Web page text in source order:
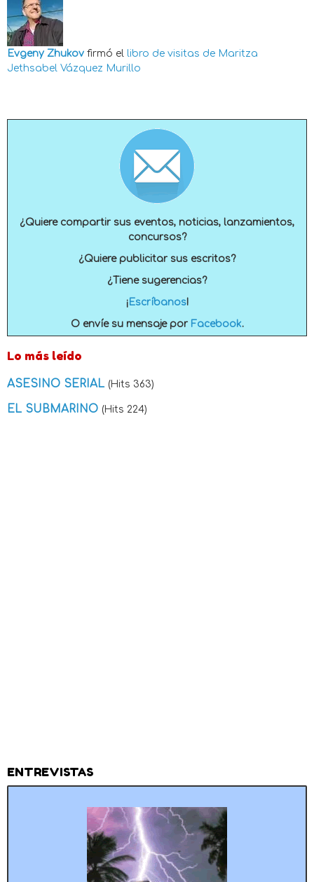
Evgeny Zhukov firmó el libro de visitas de Maritza
Jethsabel Vázquez Murillo
¿Quiere compartir sus eventos, noticias, lanzamientos,
concursos?
¿Quiere publicitar sus escritos?
¿Tiene sugerencias?
¡ Escríbanos!
O envíe su mensaje por Facebook.
Lo más leído
ASESINO SERIAL (Hits 363)
EL SUBMARINO (Hits 224)
ENTREVISTAS